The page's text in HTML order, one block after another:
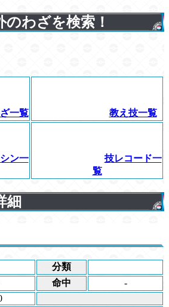
わざを検索！
一覧 教え技一覧
ン一
技レコード一
覧
細
分類
命中
-